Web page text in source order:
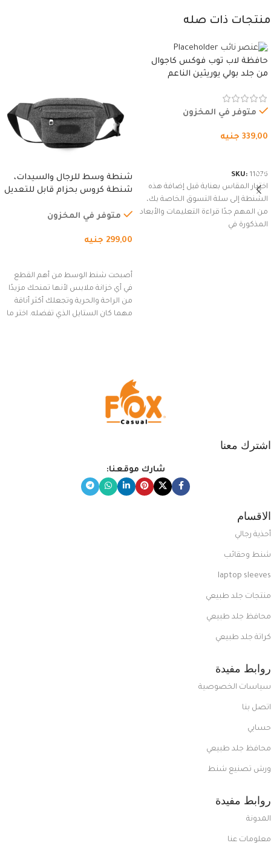
منتجات ذات صله
حافظة لاب توب فوكس كاجوال
من جلد بولي يوريثين الناعم
وسوستة.
متوفر في المخزون
339,00 جنيه
SKU: 11076
اختيار المقاس بعناية قبل إضافة هذه
الشنطة إلى سلة التسوق الخاصة بك،
من المهم جدًا قراءة التعليمات والأبعاد
المذكورة في
شنطة وسط للرجال والسيدات،
شنطة كروس بحزام قابل للتعديل
السفر، الجري العادي، المشي
(رمادي)
متوفر في المخزون
299,00 جنيه
أصبحت شنط الوسط من أهم القطع
في أي خزانة ملابس لأنها تمنحك مزيدًا
من الراحة والحرية وتجعلك أكثر أناقة
مهما كان الستايل الذي تفضله. اختر ما
اشترك معنا
شارك موقعنا:
الاقسام
أحذية رجالي
شنط وحقائب
laptop sleeves
منتجات جلد طبيعي
محافظ جلد طبيعي
كراتة جلد طبيعي
روابط مفيدة
سياسات الخصوصية
اتصل بنا
حسابي
محافظ جلد طبيعي
ورش تصنيع شنط
روابط مفيدة
المدونة
معلومات عنا